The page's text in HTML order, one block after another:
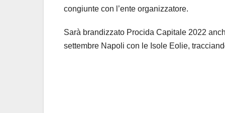
congiunte con l’ente organizzatore.
Sarà brandizzato Procida Capitale 2022
settembre Napoli con le Isole Eolie,